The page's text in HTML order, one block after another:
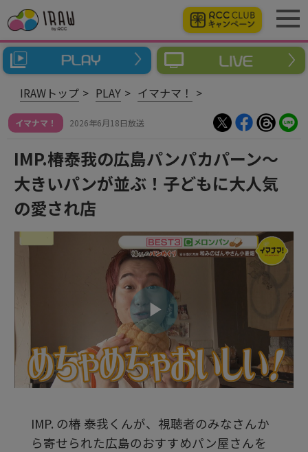
IRAWトップ PLAY イマナマ！
イマナマ！ 2026年6月18日放送
IMP.椿泰我の広島パンパカパーン～
大きいパンが並ぶ！子どもに大人気
の愛され店
ビ
デ
オ
IMP. の椿 泰我くんが、視聴者のみなさんか
ら寄せられた広島のおすすめパン屋さんを